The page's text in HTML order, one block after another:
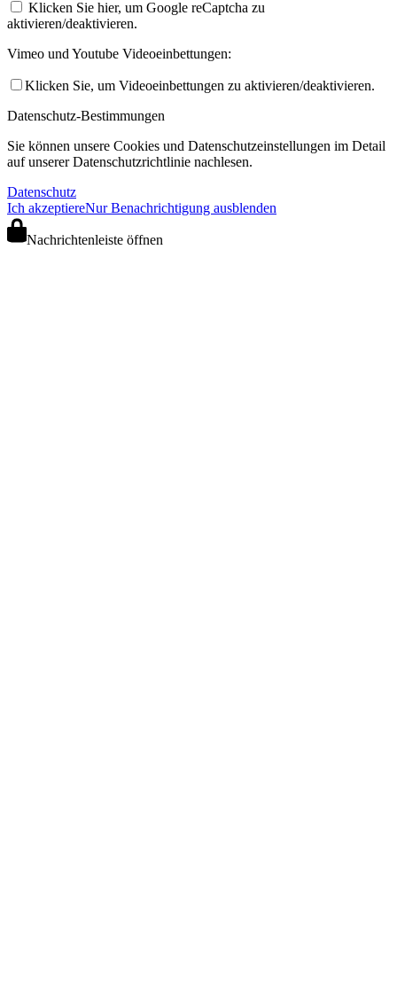
Klicken Sie hier, um Google reCaptcha zu
aktivieren/deaktivieren.
Vimeo und Youtube Videoeinbettungen:
Klicken Sie, um Videoeinbettungen zu aktivieren/deaktivieren.
Datenschutz-Bestimmungen
Sie können unsere Cookies und Datenschutzeinstellungen im Detail
auf unserer Datenschutzrichtlinie nachlesen.
Datenschutz
Ich akzeptiereNur Benachrichtigung ausblenden
Nachrichtenleiste öffnen